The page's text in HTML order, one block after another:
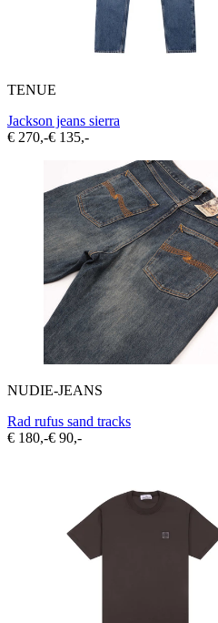
TENUE
Jackson jeans sierra
€ 270,-€ 135,-
NUDIE-JEANS
Rad rufus sand tracks
€ 180,-€ 90,-